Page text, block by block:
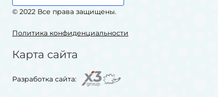
© 2022 Все права защищены.
Политика конфиденциальности
Карта сайта
Разработка сайта: